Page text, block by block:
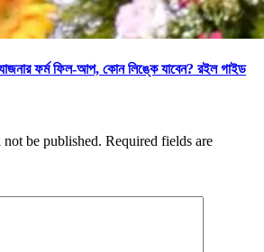
ফর্ম ফিল-আপ, কোন লিঙ্কে যাবেন? রইল গাইড
be published. Required fields are